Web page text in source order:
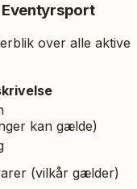
Eventyrsport
over alle aktive
kan gælde)
(vilkår gælder)